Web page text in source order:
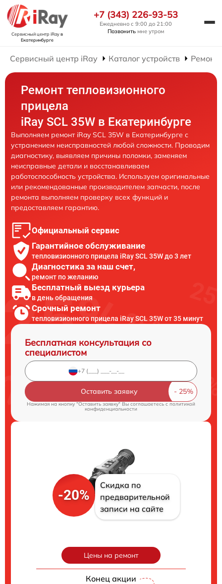
Сервисный центр iRayв
Екатеринбурге
+7 (343) 226-93-53
Ежедневно с 9:00 до 21:00
Позвонить мне утром
Сервисный центр iRay Каталог устройств Ремонт
Ремонт тепловизионного
прицела
iRay SCL 35W в Екатеринбурге
Выполняем ремонт iRay SCL 35W в Екатеринбурге с
устранением неисправностей любой сложности. Проводим
диагностику, выявляем причины поломки, заменяем
неисправные детали и восстанавливаем
работоспособность устройства. Используем оригинальные
или рекомендованные производителем запчасти, после
ремонта выполняем проверку всех функций и
предоставляем гарантию.
Официальный сервис
Гарантийное обслуживание
тепловизионного прицела iRay SCL 35W до 3 лет
Диагностика за наш счет,
ремонт по желанию
Бесплатный выезд курьера
в день обращения
Срочный ремонт
тепловизионного прицела iRay SCL 35W от 35 минут
Бесплатная консультация со
специалистом
Оставить заявку
Нажимая на кнопку "Оставить заявку" Вы соглашаетесь cполитикой
конфиденциальности
-20%
Скидка по
предварительной
записи на сайте
Цены на ремонт
Конец акции